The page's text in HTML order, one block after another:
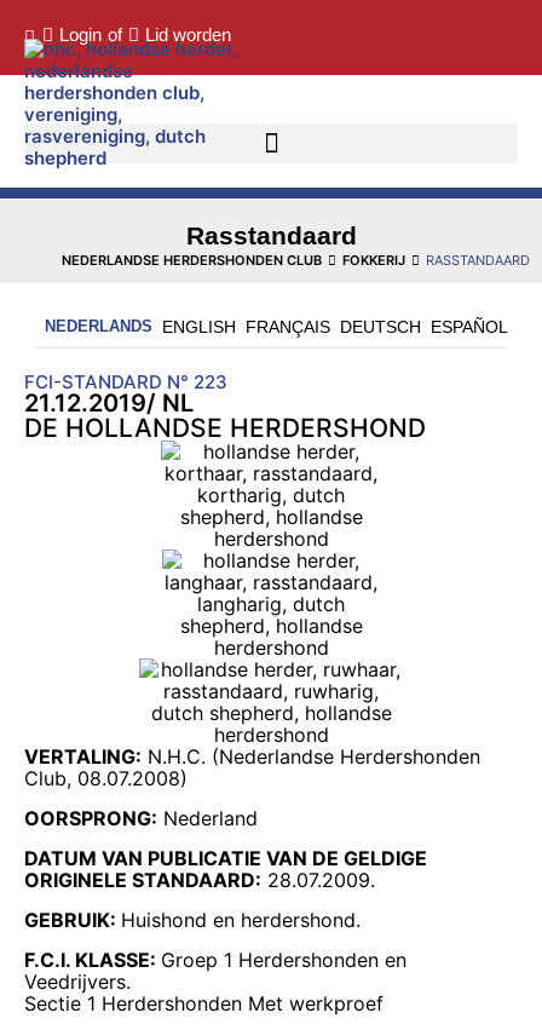
Login of Lid worden
Rasstandaard
NEDERLANDSE HERDERSHONDEN CLUB FOKKERIJ RASSTANDAARD
NEDERLANDS ENGLISH FRANÇAIS DEUTSCH ESPAÑOL
FCI-STANDARD N° 223
21.12.2019/ NL
DE HOLLANDSE HERDERSHOND
VERTALING: N.H.C. (Nederlandse Herdershonden
Club, 08.07.2008)
OORSPRONG: Nederland
DATUM VAN PUBLICATIE VAN DE GELDIGE
ORIGINELE STANDAARD: 28.07.2009.
GEBRUIK: Huishond en herdershond.
F.C.I. KLASSE: Groep 1 Herdershonden en
Veedrijvers.
Sectie 1 Herdershonden Met werkproef